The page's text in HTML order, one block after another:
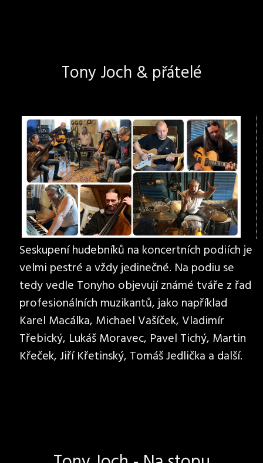
Tony Joch & přátelé
Seskupení hudebníků na koncertních podiích je
velmi pestré a vždy jedinečné. Na podiu se
tedy vedle Tonyho objevují známé tváře z řad
profesionálních muzikantů, jako například
Karel Macálka, Michael Vašíček, Vladimír
Třebický, Lukáš Moravec, Pavel Tichý, Martin
Křeček, Jiří Křetinský, Tomáš Jedlička a další.